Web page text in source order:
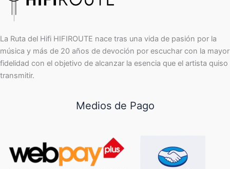
La Ruta del Hifi HIFIROUTE nace tras una vida de pasión por la
música y más de 20 años de devoción por escuchar con la mayor
fidelidad con el objetivo de alcanzar la esencia que el artista quiso
transmitir.
Medios de Pago